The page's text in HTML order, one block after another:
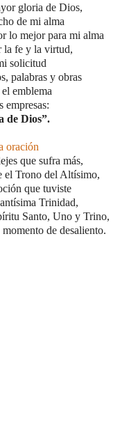
gloria de Dios,
de mi alma
lo mejor para mi alma
la fe y la virtud,
solicitud
palabras y obras
emblema
empresas:
de Dios”.
oración
que sufra más,
el Trono del Altísimo,
que tuviste
Trinidad,
Santo, Uno y Trino,
momento de desaliento.